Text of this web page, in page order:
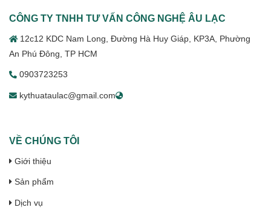
CÔNG TY TNHH TƯ VẤN CÔNG NGHỆ ÂU LẠC
12c12 KDC Nam Long, Đường Hà Huy Giáp, KP3A, Phường
An Phú Đông, TP HCM
0903723253
kythuataulac@gmail.com
VỀ CHÚNG TÔI
Giới thiệu
Sản phẩm
Dịch vụ